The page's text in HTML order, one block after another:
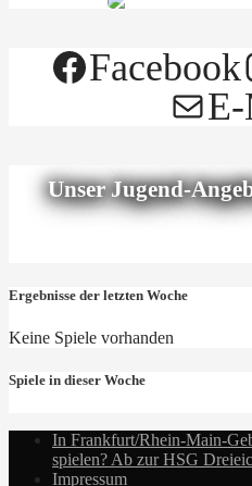
Facebook
Unser Jugend-
Ergebnisse der letzten Woche
Keine Spiele vorhanden
Spiele in dieser Woche
In Frankfurt/Rhein-Main-
spielen? Ab zur HSG
Impressum